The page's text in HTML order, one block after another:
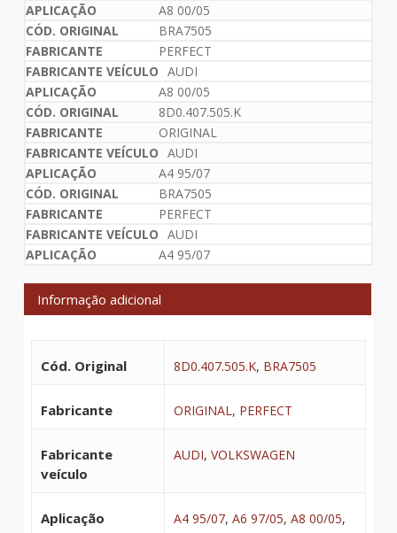
A8 00/05
BRA7505
PERFECT
AUDI
A8 00/05
8D0.407.505.K
ORIGINAL
AUDI
A4 95/07
BRA7505
PERFECT
AUDI
A4 95/07
Informação adicional
Cód. Original 8D0.407.505.K, BRA7505
Fabricante ORIGINAL, PERFECT
Fabricante
veículo
AUDI, VOLKSWAGEN
Aplicação A4 95/07, A6 97/05, A8 00/05,